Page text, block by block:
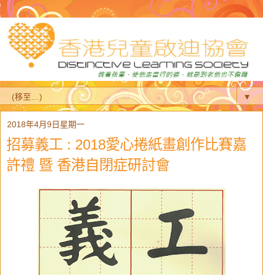
▼
2018年4月9日星期一
招募義工 : 2018愛心捲紙畫創作比賽嘉
許禮 暨 香港自閉症研討會